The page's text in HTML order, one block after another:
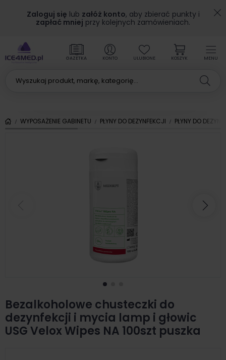
Zaloguj się lub załóż konto, aby zbierać punkty i
zapłać mniej przy kolejnych zamówieniach.
MENU
GAZETKA KONTO ULUBIONE KOSZYK
WYPOSAŻENIE GABINETU PŁYNY DO DEZYNFEKCJI PŁYNY DO
Bezalkoholowe chusteczki do
dezynfekcji i mycia lamp i głowic
USG Velox Wipes NA 100szt puszka